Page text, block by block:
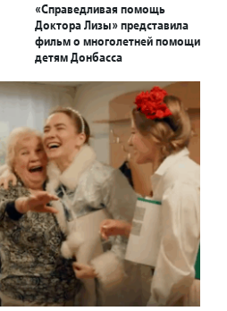
«Справедливая помощь
Доктора Лизы» представила
фильм о многолетней помощи
детям Донбасса